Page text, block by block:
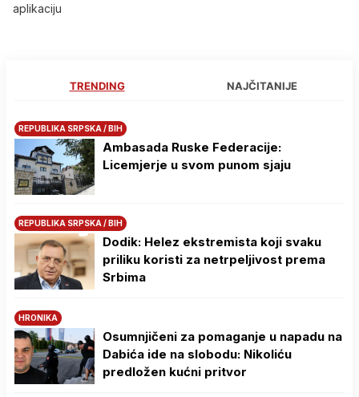
aplikaciju
TRENDING NAJČITANIJE
REPUBLIKA SRPSKA / BIH
Ambasada Ruske Federacije:
Licemjerje u svom punom sjaju
REPUBLIKA SRPSKA / BIH
Dodik: Helez ekstremista koji svaku
priliku koristi za netrpeljivost prema
Srbima
HRONIKA
Osumnjičeni za pomaganje u napadu na
Dabića ide na slobodu: Nikoliću
predložen kućni pritvor